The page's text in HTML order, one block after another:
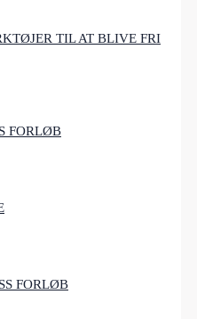
TIL AT BLIVE FRI
FORLØB
FORLØB